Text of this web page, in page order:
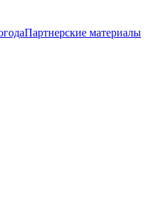
Партнерские материалы